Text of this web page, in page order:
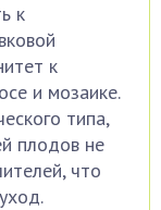
к
к
и мозаике.
типа,
плодов не
что